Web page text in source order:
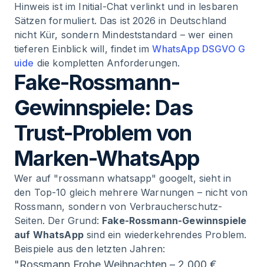
Hinweis ist im Initial-Chat verlinkt und in lesbaren
Sätzen formuliert. Das ist 2026 in Deutschland
nicht Kür, sondern Mindeststandard – wer einen
tieferen Einblick will, findet imWhatsApp DSGVO G
uide die kompletten Anforderungen.
Fake-Rossmann-
Gewinnspiele: Das
Trust-Problem von
Marken-WhatsApp
Wer auf "rossmann whatsapp" googelt, sieht in
den Top-10 gleich mehrere Warnungen – nicht von
Rossmann, sondern von Verbraucherschutz-
Seiten. Der Grund: Fake-Rossmann-Gewinnspiele
auf WhatsAppsind ein wiederkehrendes Problem.
Beispiele aus den letzten Jahren:
"Rossmann Frohe Weihnachten – 2.000 €